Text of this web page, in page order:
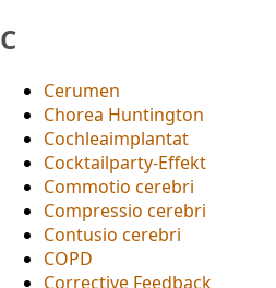
C
Cerumen
Chorea Huntington
Cochleaimplantat
Cocktailparty-Effekt
Commotio cerebri
Compressio cerebri
Contusio cerebri
COPD
Corrective Feedback